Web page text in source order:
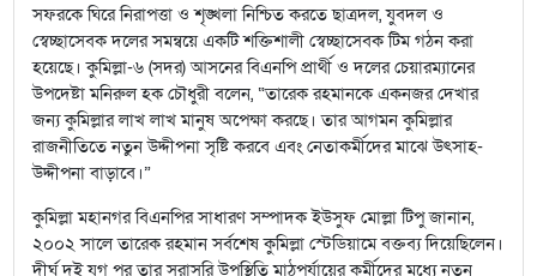
সফরকে ঘিরে নিরাপত্তা ও শৃঙ্খলা নিশ্চিত করতে ছাত্রদল, যুবদল ও
স্বেচ্ছাসেবক দলের সমন্বয়ে একটি শক্তিশালী স্বেচ্ছাসেবক টিম গঠন করা
হয়েছে। কুমিল্লা-৬ (সদর) আসনের বিএনপি প্রার্থী ও দলের চেয়ারম্যানের
উপদেষ্টা মনিরুল হক চৌধুরী বলেন, “তারেক রহমানকে একনজর দেখার
জন্য কুমিল্লার লাখ লাখ মানুষ অপেক্ষা করছে। তার আগমন কুমিল্লার
রাজনীতিতে নতুন উদ্দীপনা সৃষ্টি করবে এবং নেতাকর্মীদের মাঝে উৎসাহ-
উদ্দীপনা বাড়াবে।”
কুমিল্লা মহানগর বিএনপির সাধারণ সম্পাদক ইউসুফ মোল্লা টিপু জানান,
২০০২ সালে তারেক রহমান সর্বশেষ কুমিল্লা স্টেডিয়ামে বক্তব্য দিয়েছিলেন।
দীর্ঘ দুই যুগ পর তার সরাসরি উপস্থিতি মাঠপর্যায়ের কর্মীদের মধ্যে নতুন